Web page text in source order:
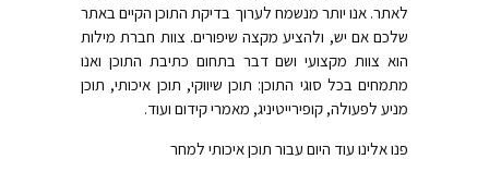
לאתר. אנו יותר מנשמח לערוך בדיקת התוכן הקיים באתר
שלכם אם יש, ולהציע מקצה שיפורים. צוות חברת מילות
הוא צוות מקצועי ושם דבר בתחום כתיבת התוכן ואנו
מתמחים בכל סוגי התוכן: תוכן שיווקי, תוכן איכותי, תוכן
מניע לפעולה, קופירייטיניג, מאמרי קידום ועוד.
פנו אלינו עוד היום עבור תוכן איכותי למחר